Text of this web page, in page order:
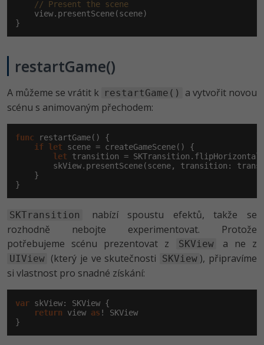
// Present the scene
    view.presentScene(scene)
}
restartGame()
A můžeme se vrátit k restartGame()
a vytvořit novou
scénu s animovaným přechodem:
func restartGame() {
if
let scene = createGameScene() {
let transition =
skView.presentScene(scene, transition:
    }
}
SKTransition
nabízí spoustu efektů, takže se
rozhodně nebojte experimentovat. Protože
potřebujeme scénu prezentovat z
SKView a ne z
UIView (který je ve skutečnosti SKView ), připravíme
si vlastnost pro snadné získání:
var skView: SKView {
return view as ! SKView
}